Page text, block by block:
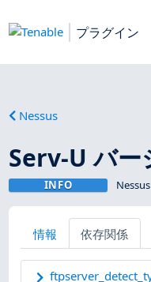
プラグイン
Nessus
Serv-U バー
INFO
情報 依存関係